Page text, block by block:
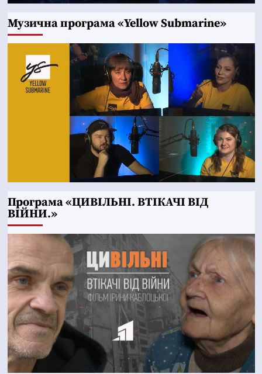
Музична програма «Yellow Submarine»
Програма «ЦИВІЛЬНІ. ВТІКАЧІ ВІД
ВІЙНИ.»